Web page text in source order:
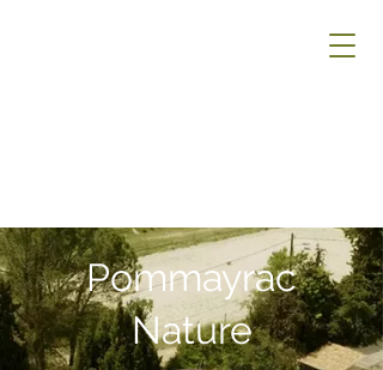
Pommayrac
Nature